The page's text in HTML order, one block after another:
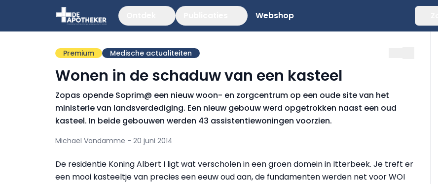
Webshop
Premium Medische actualiteiten
Wonen in de schaduw van een kasteel
Zopas opende Soprim@ een nieuw woon- en zorgcentrum op een oude site van het
ministerie van landsverdediging. Een nieuw gebouw werd opgetrokken naast een oud
kasteel. In beide gebouwen werden 43 assistentiewoningen voorzien.
Michaël Vandamme - 20 juni 2014
De residentie Koning Albert I ligt wat verscholen in een groen domein in Itterbeek. Je treft er
een mooi kasteeltje van precies een eeuw oud aan, de fundamenten werden net voor WOI